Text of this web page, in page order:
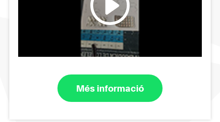
Més informació